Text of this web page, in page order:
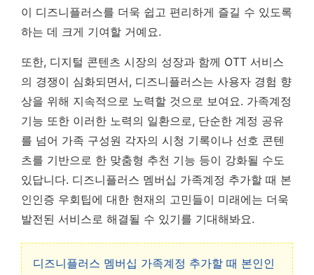
이 디즈니플러스를 더욱 쉽고 편리하게 즐길 수 있도록
하는 데 크게 기여할 거예요.
또한, 디지털 콘텐츠 시장의 성장과 함께 OTT 서비스
의 경쟁이 심화되면서, 디즈니플러스는 사용자 경험 향
상을 위해 지속적으로 노력할 것으로 보여요. 가족계정
기능 또한 이러한 노력의 일환으로, 단순한 계정 공유
를 넘어 가족 구성원 각자의 시청 기록이나 선호 콘텐
츠를 기반으로 한 맞춤형 추천 기능 등이 강화될 수도
있답니다. 디즈니플러스 멤버십 가족계정 추가할 때 본
인인증 우회팁에 대한 현재의 고민들이 미래에는 더욱
발전된 서비스로 해결될 수 있기를 기대해봐요.
디즈니플러스 멤버십 가족계정 추가할 때 본인인